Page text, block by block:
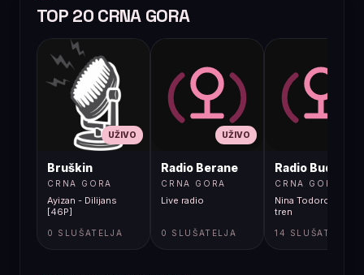
TOP 20 CRNA GORA
UŽIVO
Bruškin
CRNA GORA
Ayizan - Dilijans
[46P]
0 SLUŠATELJA
UŽIVO
Radio Berane
CRNA GORA
Live radio
0 SLUŠATELJA
Radio Budva
CRNA GORA
Nina Todorovic -
tren
14 SLUŠATELJA